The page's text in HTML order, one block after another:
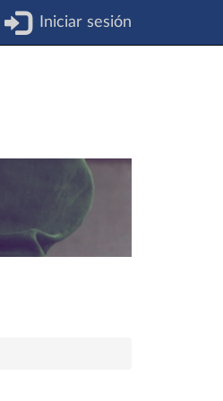
Iniciar sesión